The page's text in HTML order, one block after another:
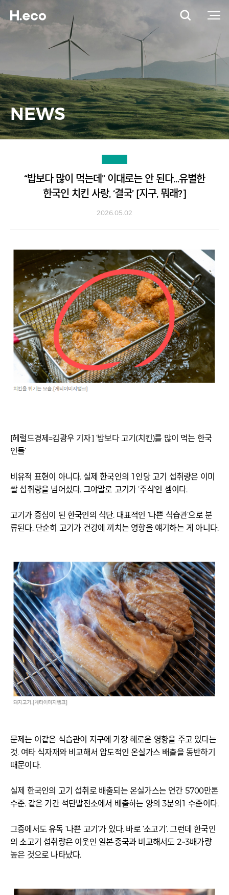
NEWS
“밥보다 많이 먹는데” 이대로는 안 된다…유별한
한국인 치킨 사랑, ‘결국’ [지구, 뭐래?]
2026.05.02
[헤럴드경제=김광우 기자] ‘밥보다 고기(치킨)를 많이 먹는 한국
인들’
비유적 표현이 아니다. 실제 한국인의 1인당 고기 섭취량은 이미
쌀 섭취량을 넘어섰다. 그야말로 고기가 ‘주식’인 셈이다.
고기가 중심이 된 한국인의 식단. 대표적인 ‘나쁜 식습관’으로 분
류된다. 단순히 고기가 건강에 끼치는 영향을 얘기하는 게 아니다.
문제는 이같은 식습관이 지구에 가장 해로운 영향을 주고 있다는
것. 여타 식자재와 비교해서 압도적인 온실가스 배출을 동반하기
때문이다.
실제 한국인의 고기 섭취로 배출되는 온실가스는 연간 5700만톤
수준. 같은 기간 석탄발전소에서 배출하는 양의 3분의1 수준이다.
그중에서도 유독 ‘나쁜 고기’가 있다. 바로 ‘소고기’. 그런데 한국인
의 소고기 섭취량은 이웃인 일본·중국과 비교해서도 2~3배가량
높은 것으로 나타났다.